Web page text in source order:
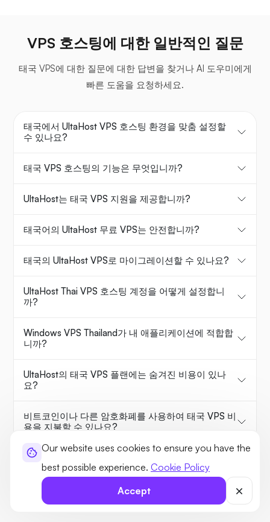
Our website uses cookies to ensure you have the
best possible experience. Cookie Policy
Accept
VPS 호스팅에 대한 일반적인 질문
태국 VPS에 대한 질문에 대한 답변을 찾거나 AI 도우미에게
빠른 도움을 요청하세요.
태국에서 UltaHost VPS 호스팅 환경을 맞춤 설정할
수 있나요?
태국 VPS 호스팅의 기능은 무엇입니까?
UltaHost는 태국 VPS 지원을 제공합니까?
태국어의 UltaHost 무료 VPS는 안전합니까?
태국의 UltaHost VPS로 마이그레이션할 수 있나요?
UltaHost Thai VPS 호스팅 계정을 어떻게 설정합니
까?
Windows VPS Thailand가 내 애플리케이션에 적합합
니까?
UltaHost의 태국 VPS 플랜에는 숨겨진 비용이 있나
요?
비트코인이나 다른 암호화폐를 사용하여 태국 VPS 비
용을 지불할 수 있나요?
태국 VPS 호스팅에는 어떤 종류의 고객 지원이 제공
됩니까?
또는